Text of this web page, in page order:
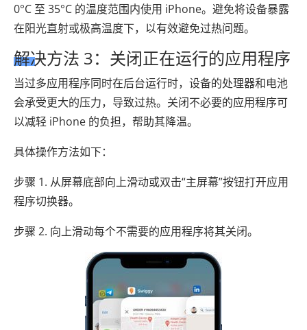
0°C 至 35°C 的温度范围内使用 iPhone。避免将设备暴露
在阳光直射或极高温度下，以有效避免过热问题。
解决方法 3：关闭正在运行的应用程序
当过多应用程序同时在后台运行时，设备的处理器和电池
会承受更大的压力，导致过热。关闭不必要的应用程序可
以减轻 iPhone 的负担，帮助其降温。
具体操作方法如下：
步骤 1. 从屏幕底部向上滑动或双击“主屏幕”按钮打开应用
程序切换器。
步骤 2. 向上滑动每个不需要的应用程序将其关闭。